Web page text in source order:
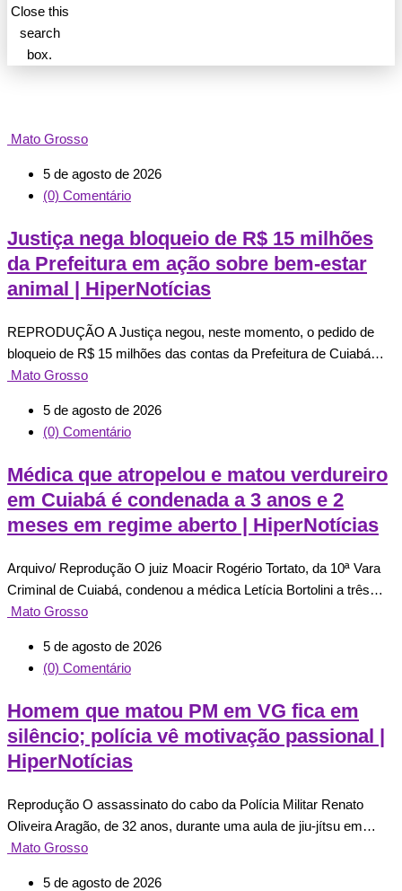
Close this
search
box.
Mato Grosso
5 de agosto de 2026
(0) Comentário
Justiça nega bloqueio de R$ 15 milhões
da Prefeitura em ação sobre bem-estar
animal | HiperNotícias
REPRODUÇÃO A Justiça negou, neste momento, o pedido de
bloqueio de R$ 15 milhões das contas da Prefeitura de Cuiabá…
Mato Grosso
5 de agosto de 2026
(0) Comentário
Médica que atropelou e matou verdureiro
em Cuiabá é condenada a 3 anos e 2
meses em regime aberto | HiperNotícias
Arquivo/ Reprodução O juiz Moacir Rogério Tortato, da 10ª Vara
Criminal de Cuiabá, condenou a médica Letícia Bortolini a três…
Mato Grosso
5 de agosto de 2026
(0) Comentário
Homem que matou PM em VG fica em
silêncio; polícia vê motivação passional |
HiperNotícias
Reprodução O assassinato do cabo da Polícia Militar Renato
Oliveira Aragão, de 32 anos, durante uma aula de jiu-jítsu em…
Mato Grosso
5 de agosto de 2026